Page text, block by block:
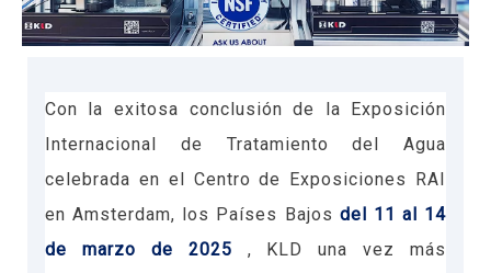
Con la exitosa conclusión de la Exposición
Internacional de Tratamiento del Agua
celebrada en el Centro de Exposiciones RAI
en Amsterdam, los Países Bajos del 11 al 14
de marzo de 2025 , KLD una vez más